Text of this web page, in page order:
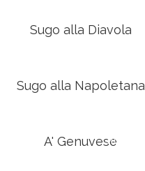
Sugo alla Diavola
Sugo alla Napoletana
NON
A' Genuvese